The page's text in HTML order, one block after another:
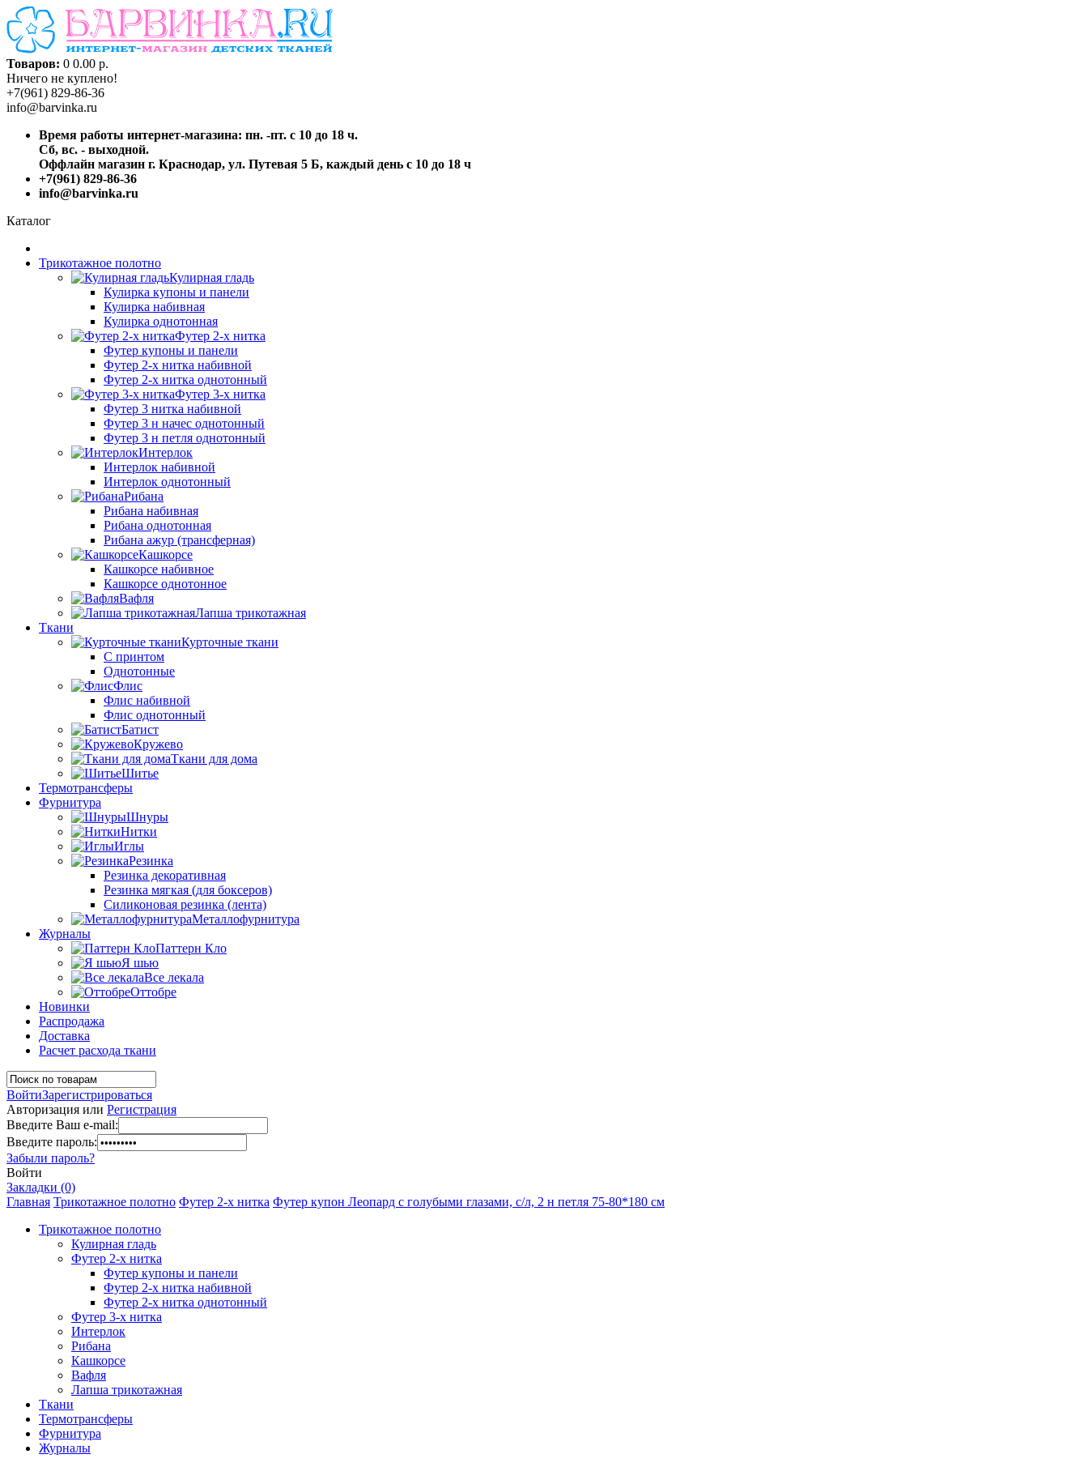
Товаров: 0 0.00 р.
Ничего не куплено!
+7(961) 829-86-36
info@barvinka.ru
Время работы интернет-магазина: пн. -пт. с 10 до 18 ч.
Сб, вс. - выходной.
Оффлайн магазин г. Краснодар, ул. Путевая 5 Б, каждый день с 10 до 18 ч
+7(961) 829-86-36
info@barvinka.ru
Каталог
Трикотажное полотно
Кулирная гладь
Кулирка купоны и панели
Кулирка набивная
Кулирка однотонная
Футер 2-х нитка
Футер купоны и панели
Футер 2-х нитка набивной
Футер 2-х нитка однотонный
Футер 3-х нитка
Футер 3 нитка набивной
Футер 3 н начес однотонный
Футер 3 н петля однотонный
Интерлок
Интерлок набивной
Интерлок однотонный
Рибана
Рибана набивная
Рибана однотонная
Рибана ажур (трансферная)
Кашкорсе
Кашкорсе набивное
Кашкорсе однотонное
Вафля
Лапша трикотажная
Ткани
Курточные ткани
С принтом
Однотонные
Флис
Флис набивной
Флис однотонный
Батист
Кружево
Ткани для дома
Шитье
Термотрансферы
Фурнитура
Шнуры
Нитки
Иглы
Резинка
Резинка декоративная
Резинка мягкая (для боксеров)
Силиконовая резинка (лента)
Металлофурнитура
Журналы
Паттерн Кло
Я шью
Все лекала
Оттобре
Новинки
Распродажа
Доставка
Расчет расхода ткани
ВойтиЗарегистрироваться
Авторизация или Регистрация
Введите Ваш e-mail:
Введите пароль:
Забыли пароль?
Войти
Закладки (0)
Главная Трикотажное полотно Футер 2-х нитка Футер купон Леопард с голубыми глазами, с/л, 2 н петля 75-80*180 см
Трикотажное полотно
Кулирная гладь
Футер 2-х нитка
Футер купоны и панели
Футер 2-х нитка набивной
Футер 2-х нитка однотонный
Футер 3-х нитка
Интерлок
Рибана
Кашкорсе
Вафля
Лапша трикотажная
Ткани
Термотрансферы
Фурнитура
Журналы